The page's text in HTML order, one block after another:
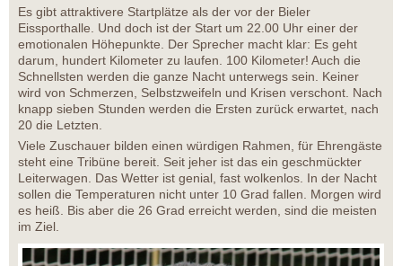
Es gibt attraktivere Startplätze als der vor der Bieler
Eissporthalle. Und doch ist der Start um 22.00 Uhr einer der
emotionalen Höhepunkte. Der Sprecher macht klar: Es geht
darum, hundert Kilometer zu laufen. 100 Kilometer! Auch die
Schnellsten werden die ganze Nacht unterwegs sein. Keiner
wird von Schmerzen, Selbstzweifeln und Krisen verschont. Nach
knapp sieben Stunden werden die Ersten zurück erwartet, nach
20 die Letzten.
Viele Zuschauer bilden einen würdigen Rahmen, für Ehrengäste
steht eine Tribüne bereit. Seit jeher ist das ein geschmückter
Leiterwagen. Das Wetter ist genial, fast wolkenlos. In der Nacht
sollen die Temperaturen nicht unter 10 Grad fallen. Morgen wird
es heiß. Bis aber die 26 Grad erreicht werden, sind die meisten
im Ziel.